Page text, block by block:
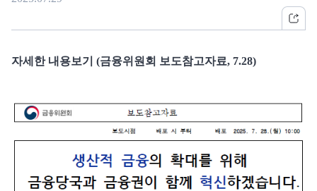
자세한 내용보기 (금융위원회 보도참고자료, 7.28)